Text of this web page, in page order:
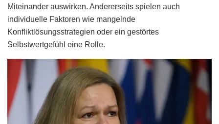
Miteinander auswirken. Andererseits spielen auch
individuelle Faktoren wie mangelnde
Konfliktlösungsstrategien oder ein gestörtes
Selbstwertgefühl eine Rolle.